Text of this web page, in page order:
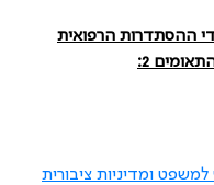
ההסתדרות הרפואית
ומדיניות ציבורית